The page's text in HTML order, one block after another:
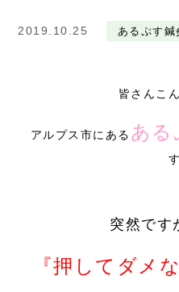
採用情報
2019.10.25 あるぷす鍼
皆さんこ
アルプス市にある ある
突然です
『押してダメ